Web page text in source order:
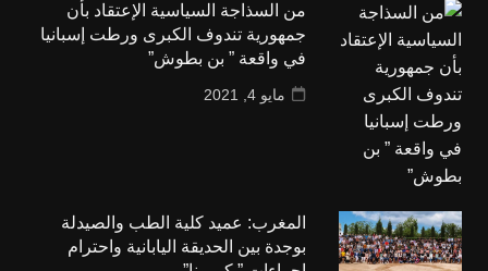
من السذاجة السياسية الإعتقاد بأن
جمهورية تندوف الكبرى ورطت إسبانيا
في واقعة ” بن بطوش”
مايو 4, 2021
المغرب: عميد كلية الطب والصيدلة
بوجدة بين الحديقة اليابانية واحترام